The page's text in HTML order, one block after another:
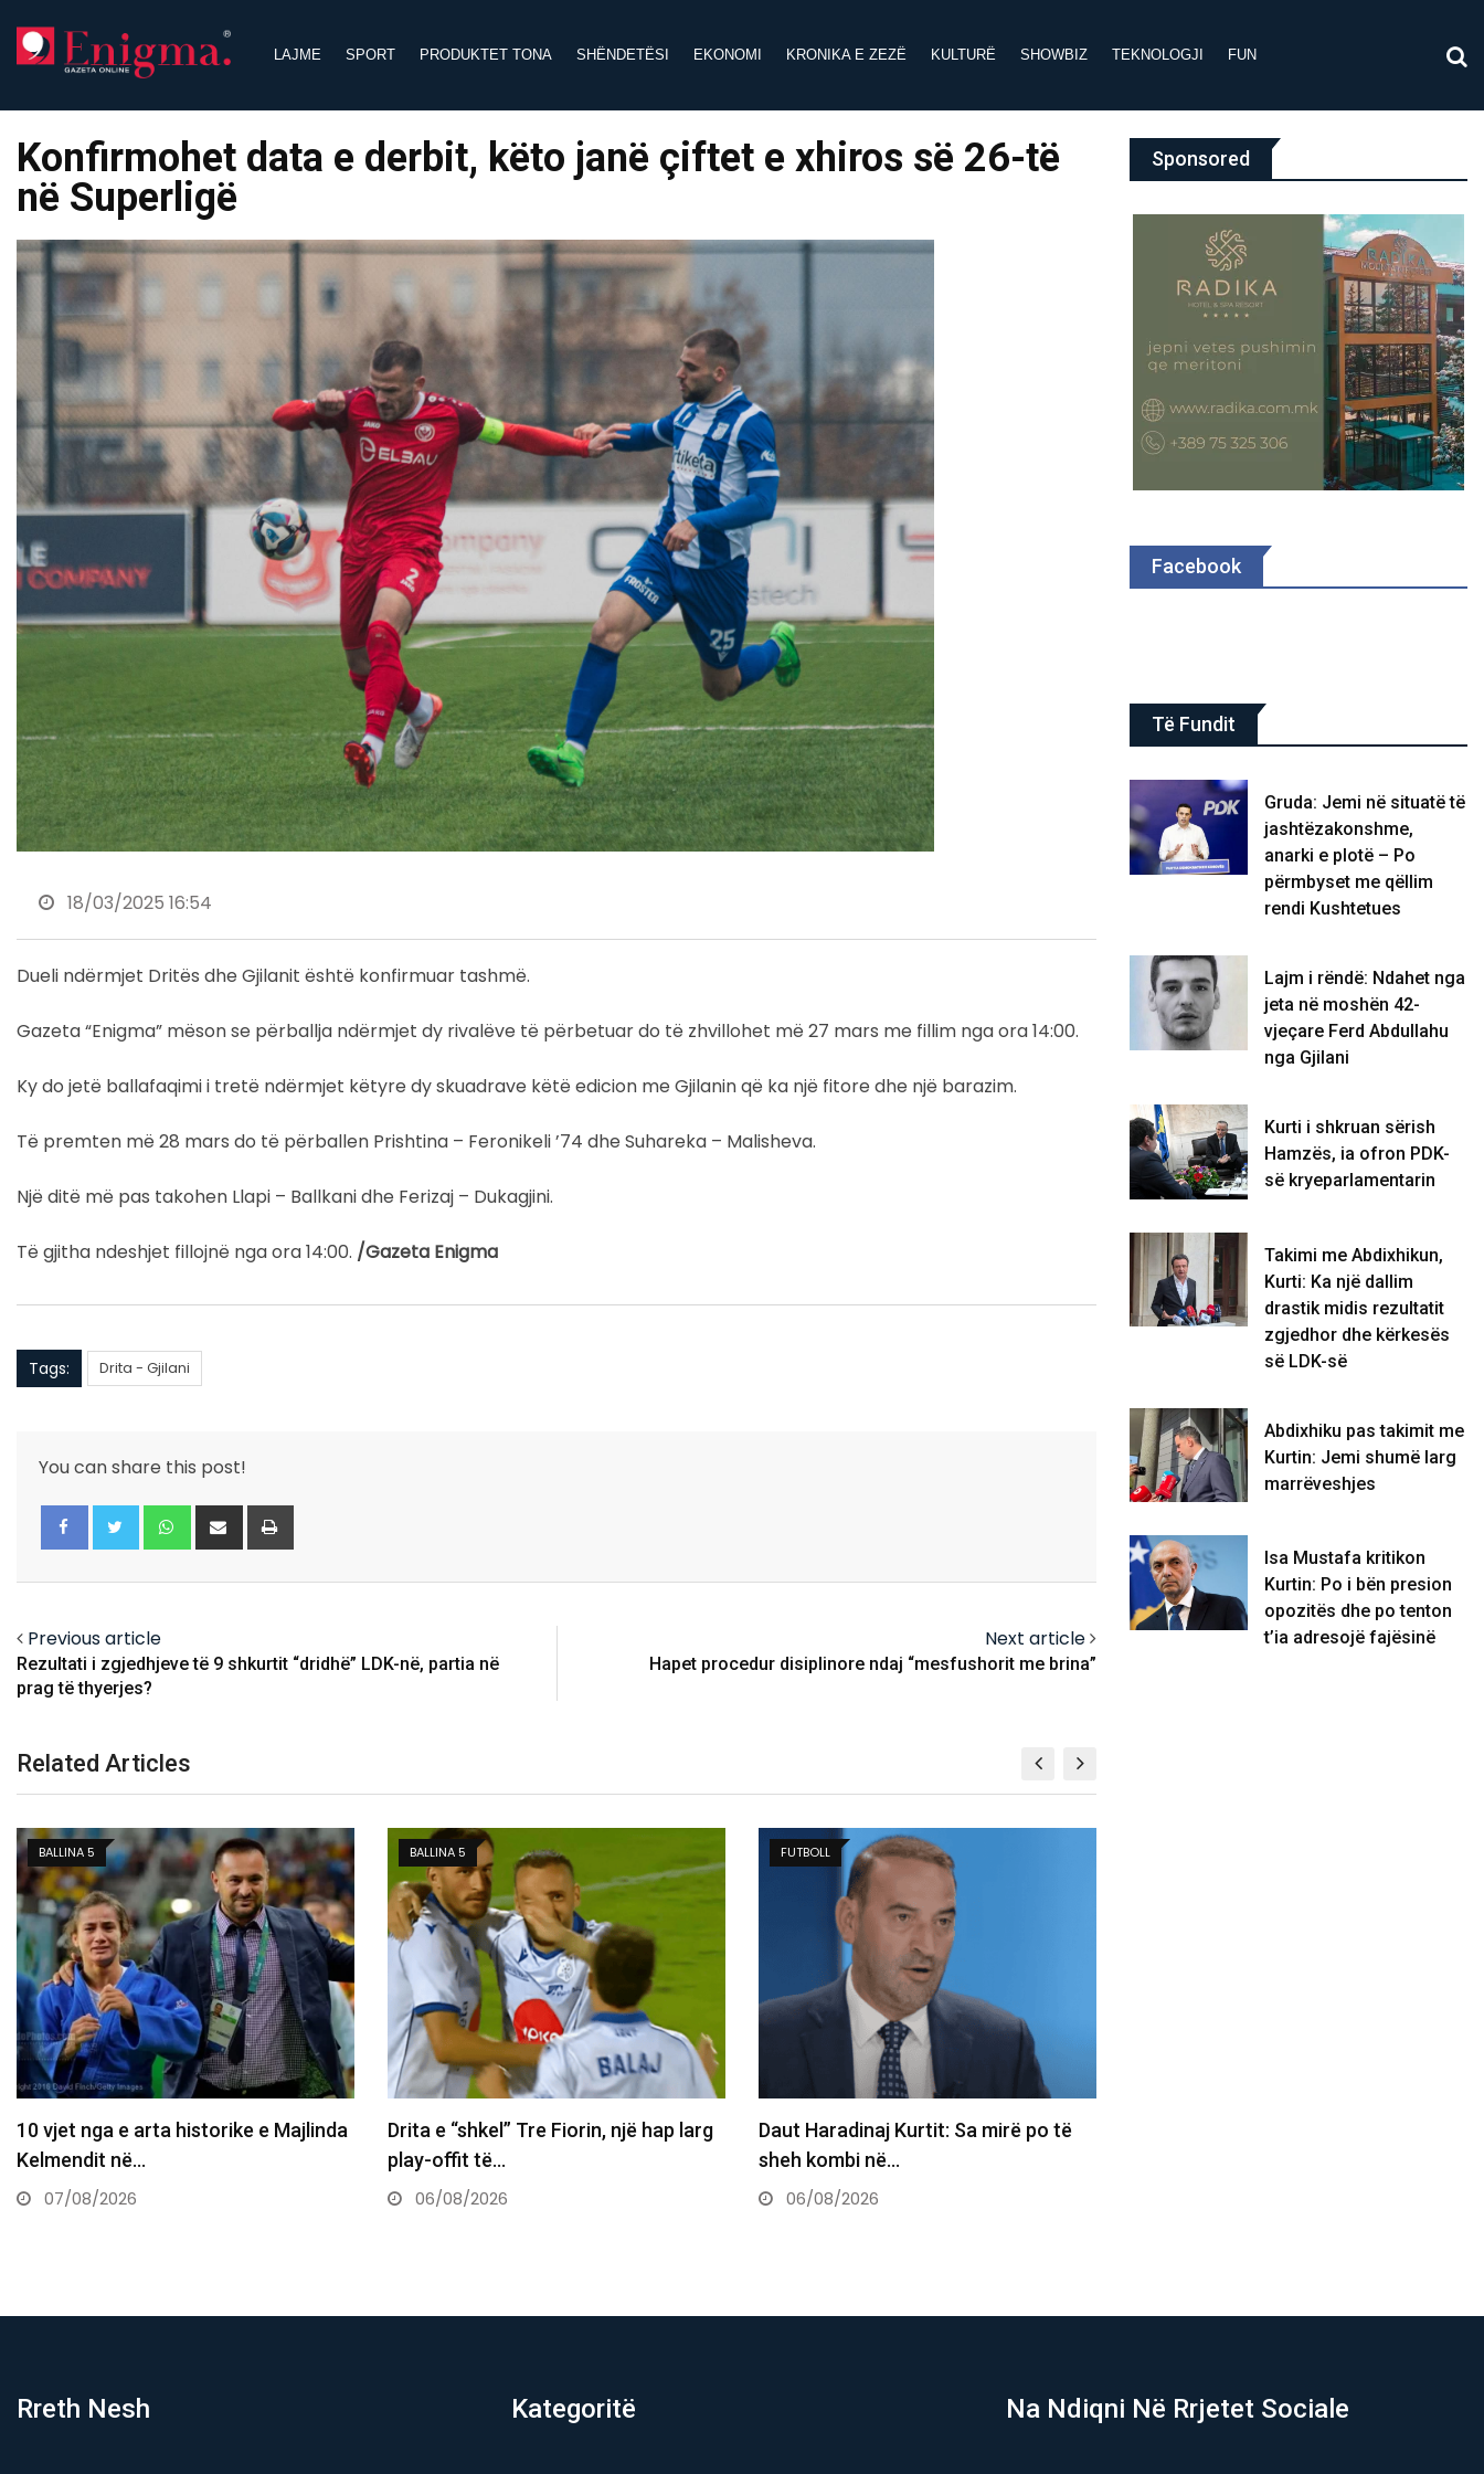
content
LAJME SPORT PRODUKTET TONA SHËNDETËSI EKONOMI KRONIKA E ZEZË KULTURË SHOWBIZ TEKNOLOGJI FUN
Konfirmohet data e derbit, këto janë çiftet e xhiros së 26-të
në Superligë
18/03/2025 16:54
Dueli ndërmjet Dritës dhe Gjilanit është konfirmuar tashmë.
Gazeta “Enigma” mëson se përballja ndërmjet dy rivalëve të përbetuar do të zhvillohet më 27 mars me fillim nga ora 14:00.
Ky do jetë ballafaqimi i tretë ndërmjet këtyre dy skuadrave këtë edicion me Gjilanin që ka një fitore dhe një barazim.
Të premten më 28 mars do të përballen Prishtina – Feronikeli ’74 dhe Suhareka – Malisheva.
Një ditë më pas takohen Llapi – Ballkani dhe Ferizaj – Dukagjini.
Të gjitha ndeshjet fillojnë nga ora 14:00. /Gazeta Enigma
Tags: Drita - Gjilani
You can share this post!
Whatsapp
Share
via
Previous article
Rezultati i zgjedhjeve të 9 shkurtit “dridhë” LDK-në, partia në
prag të thyerjes?
Next article
Hapet procedur disiplinore ndaj “mesfushorit me brina”
Related Articles
BALLINA 5
Drita e “shkel” Tre Fiorin, një hap larg
play-offit të…
06/08/2026
FUTBOLL
Daut Haradinaj Kurtit: Sa mirë po të
sheh kombi në…
06/08/2026
FUTBOLL
Kjo legjendë e futbollit mund ta marrë
postin e Infantinos…
06/08/2026
Sponsored
Facebook
Të Fundit
Gruda: Jemi në situatë të
jashtëzakonshme,
anarki e plotë – Po
përmbyset me qëllim
rendi Kushtetues
Lajm i rëndë: Ndahet nga
jeta në moshën 42-
vjeçare Ferd Abdullahu
nga Gjilani
Kurti i shkruan sërish
Hamzës, ia ofron PDK-
së kryeparlamentarin
Takimi me Abdixhikun,
Kurti: Ka një dallim
drastik midis rezultatit
zgjedhor dhe kërkesës
së LDK-së
Abdixhiku pas takimit me
Kurtin: Jemi shumë larg
marrëveshjes
Isa Mustafa kritikon
Kurtin: Po i bën presion
opozitës dhe po tenton
t’ia adresojë fajësinë
Rreth Nesh Kategoritë Na Ndiqni Në Rrjetet Sociale